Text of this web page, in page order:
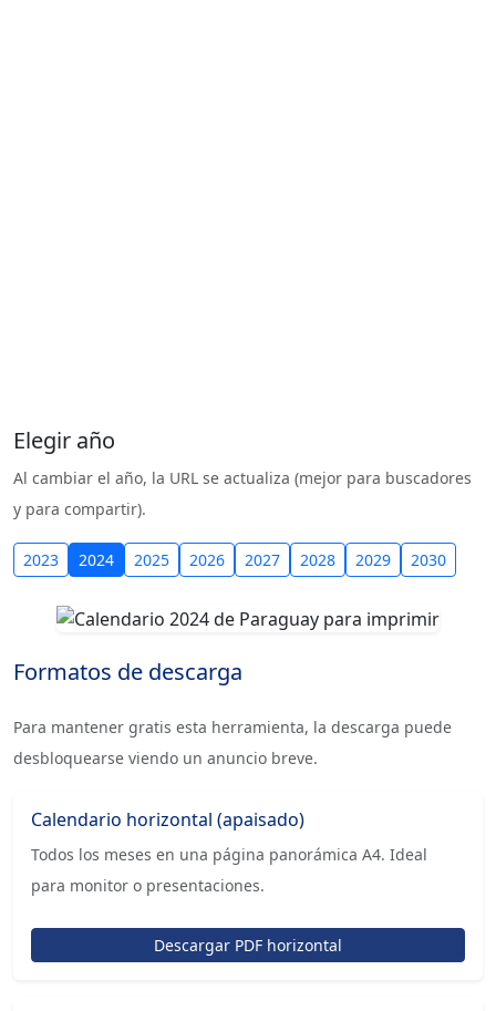
Elegir año
Al cambiar el año, la URL se actualiza (mejor para buscadores
y para compartir).
2023 2024 2025 2026 2027 2028 2029 2030
Formatos de descarga
Para mantener gratis esta herramienta, la descarga puede
desbloquearse viendo un anuncio breve.
Calendario horizontal (apaisado)
Todos los meses en una página panorámica A4. Ideal
para monitor o presentaciones.
Descargar PDF horizontal